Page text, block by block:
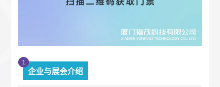
1
企业与展会介绍